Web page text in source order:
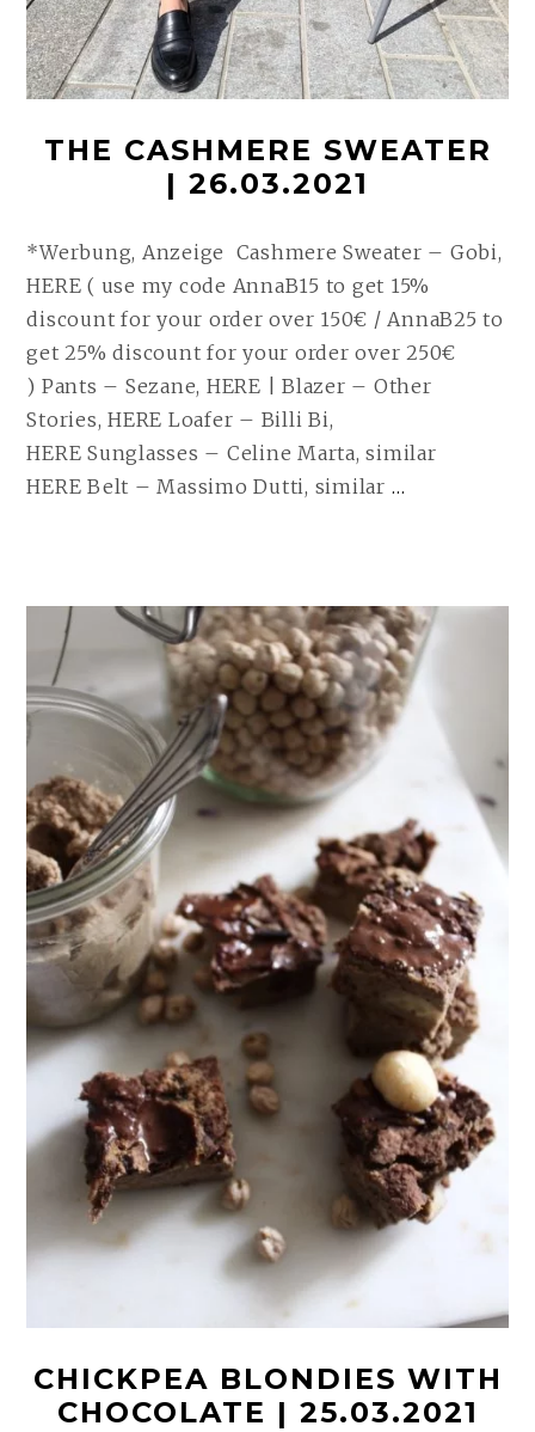
THE CASHMERE SWEATER
| 26.03.2021
*Werbung, Anzeige Cashmere Sweater – Gobi,
HERE ( use my code AnnaB15 to get 15%
discount for your order over 150€ / AnnaB25 to
get 25% discount for your order over 250€
) Pants – Sezane, HERE | Blazer – Other
Stories, HERE Loafer – Billi Bi,
HERE Sunglasses – Celine Marta, similar
HERE Belt – Massimo Dutti, similar …
CHICKPEA BLONDIES WITH
CHOCOLATE | 25.03.2021